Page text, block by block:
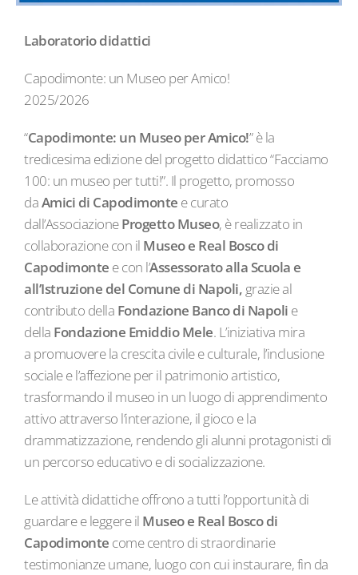
Laboratoriodidattici
Capodimonte: un Museo per Amico!
2025/2026
“Capodimonte: un Museo per Amico!” è la
tredicesima edizione del progetto didattico “Facciamo
100: un museo per tutti!”. Il progetto, promosso
daAmici di Capodimonte e curato
dall’AssociazioneProgetto Museo, è realizzato in
collaborazione con il Museo e Real Bosco di
Capodimonte e con l’Assessorato alla Scuola e
all’Istruzione del Comune di Napoli, grazie al
contributo della Fondazione Banco di Napoli e
della Fondazione Emiddio Mele. L’iniziativa mira
a promuovere la crescita civile e culturale, l’inclusione
sociale e l’affezione per il patrimonio artistico,
trasformando il museo in un luogo di apprendimento
attivo attraverso l’interazione, il gioco e la
drammatizzazione, rendendo gli alunni protagonisti di
un percorso educativo e di socializzazione.
Le attività didattiche offrono a tutti l’opportunità di
guardare e leggere il Museo e Real Bosco di
Capodimonte come centro di straordinarie
testimonianze umane, luogo con cui instaurare, fin da